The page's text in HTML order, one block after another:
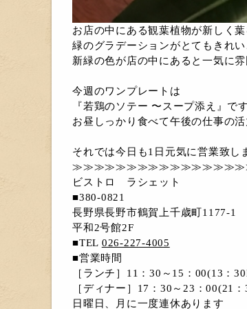
お店の中にある観葉植物が新しく葉
緑のグラデーションがとてもきれい
新緑の色が店の中にあると一気に
今週のワンプレートは
『若鶏のソテー 〜スープ添え』です
お昼しっかり食べて午後の仕事の活
それでは今日も1日元気に営業致
ビストロ ラシェット
■380-0821
長野県長野市鶴賀上千歳町1177-1
平和2号館2F
■TEL 026-227-4005
■営業時間
［ランチ］11：30～15：00(13：
［ディナー］17：30～23：00(21
日曜日、月に一度連休あります